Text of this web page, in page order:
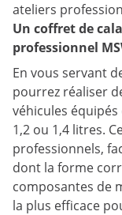
ateliers
Un coffret de
professionnel
En vous servant
pourrez réaliser
véhicules équipés
1,2 ou 1,4 litres.
professionnels,
dont la forme
composantes de
la plus efficace